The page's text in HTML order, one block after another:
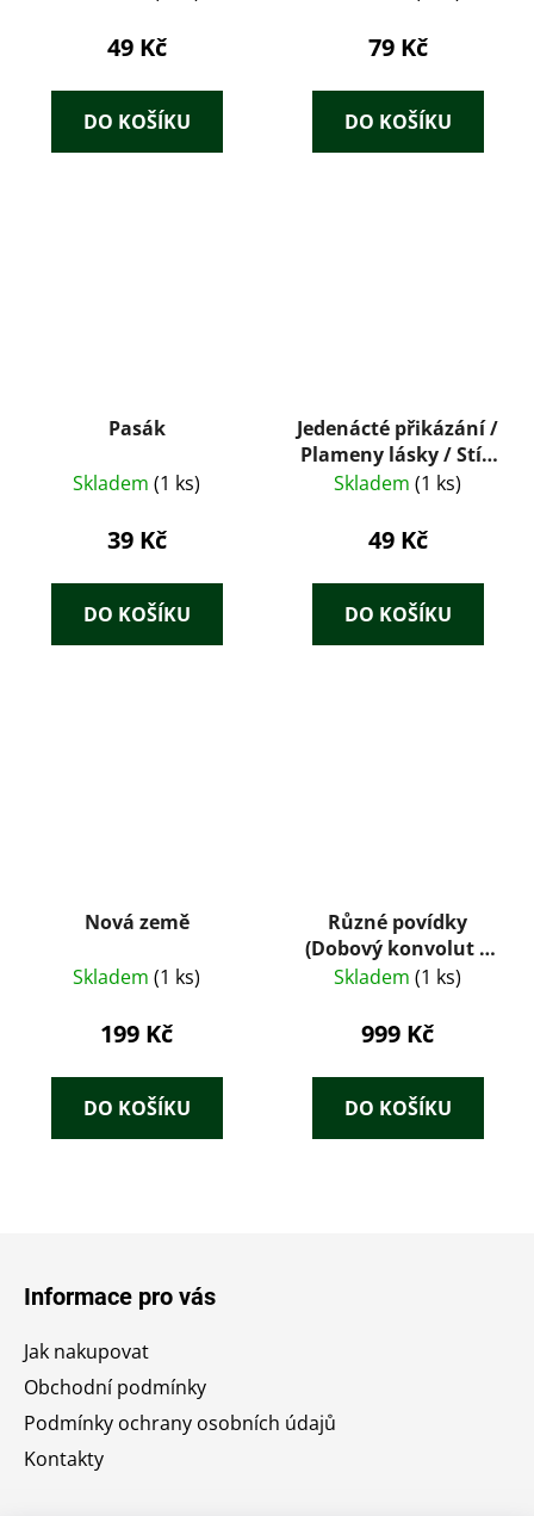
49 Kč
DO KOŠÍKU
79 Kč
DO KOŠÍKU
Pasák
Skladem (1 ks)
39 Kč
DO KOŠÍKU
Jedenácté přikázání /
Plameny lásky / Stín
v písčinách / Dělej, že
Skladem (1 ks)
49 Kč
DO KOŠÍKU
Nová země
Skladem (1 ks)
199 Kč
DO KOŠÍKU
Různé povídky
(Dobový konvolut 8
tisků: Tolstoj,
Dickens, Jókai) – J.
Skladem (1 ks)
999 Kč
DO KOŠÍKU
Informace pro vás
Jak nakupovat
Obchodní podmínky
Podmínky ochrany osobních údajů
Kontakty